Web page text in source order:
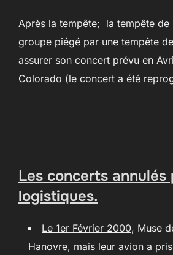
Après la tempête; la tempête
groupe piégé par une tempête
assurer son concert prévu en
Colorado (le concert a été
Les concerts annulés
logistiques.
Le 1er Février 2000, Muse
Hanovre, mais leur avion a